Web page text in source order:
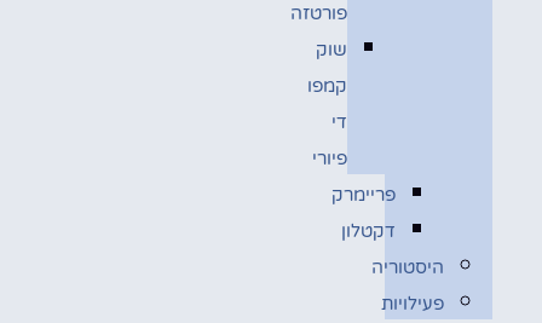
פורטזה
שוק
קמפו
די
פיורי
פריימרק
דקטלון
היסטוריה
פעילויות